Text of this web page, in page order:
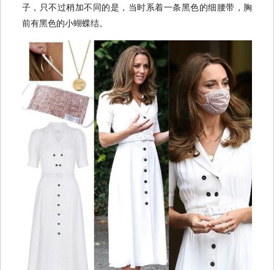
子，只不过稍加不同的是，当时系着一条黑色的细腰带，胸
前有黑色的小蝴蝶结。